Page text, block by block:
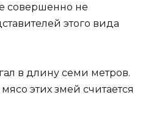
совершенно не
этого вида
в длину семи метров.
этих змей считается